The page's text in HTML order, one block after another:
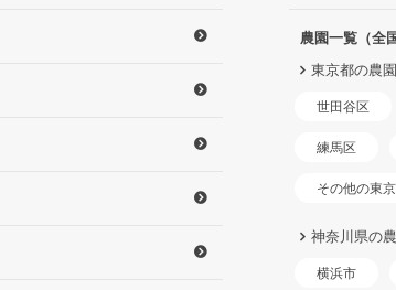
農園一覧（全国
東京都の農
世田谷区
練馬区
その他の東
神奈川県の
横浜市